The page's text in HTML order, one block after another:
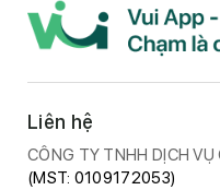
Liên hệ
CÔNG TY TNHH DỊCH VỤ
(MST: 0109172053)